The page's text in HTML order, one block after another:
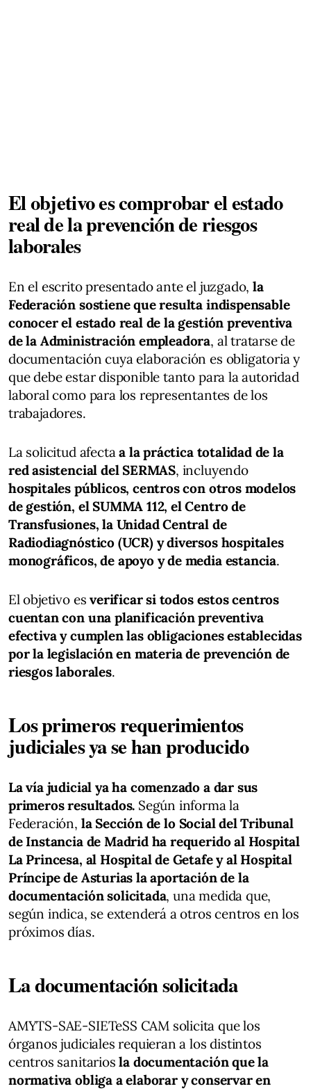
El objetivo es comprobar el estado
real de la prevención de riesgos
laborales
En el escrito presentado ante el juzgado,la
Federación sostiene que resulta indispensable
conocer el estado real de la gestión preventiva
de la Administración empleadora, al tratarse de
documentación cuya elaboración es obligatoria y
que debe estar disponible tanto para la autoridad
laboral como para los representantes de los
trabajadores.
La solicitud afectaa la práctica totalidad de la
red asistencial del SERMAS, incluyendo
hospitales públicos, centros con otros modelos
de gestión, el SUMMA 112, el Centro de
Transfusiones, la Unidad Central de
Radiodiagnóstico (UCR) y diversos hospitales
monográficos, de apoyo y de media estancia.
El objetivo esverificar si todos estos centros
cuentan con una planificación preventiva
efectiva y cumplen las obligaciones establecidas
por la legislación en materia de prevención de
riesgos laborales.
Los primeros requerimientos
judiciales ya se han producido
La vía judicial ya ha comenzado a dar sus
primeros resultados. Según informa la
Federación, la Sección de lo Social del Tribunal
de Instancia de Madrid ha requerido al Hospital
La Princesa, al Hospital de Getafe y al Hospital
Príncipe de Asturias la aportación de la
documentación solicitada, una medida que,
según indica, se extenderá a otros centros en los
próximos días.
La documentación solicitada
AMYTS-SAE-SIETeSS CAM solicita que los
órganos judiciales requieran a los distintos
centros sanitariosla documentación que la
normativa obliga a elaborar y conservar en